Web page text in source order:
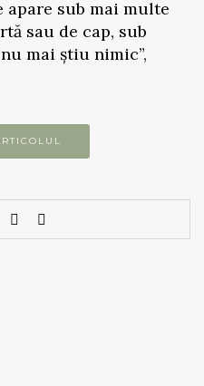
sub mai multe
sau de cap, sub
mai știu nimic”,